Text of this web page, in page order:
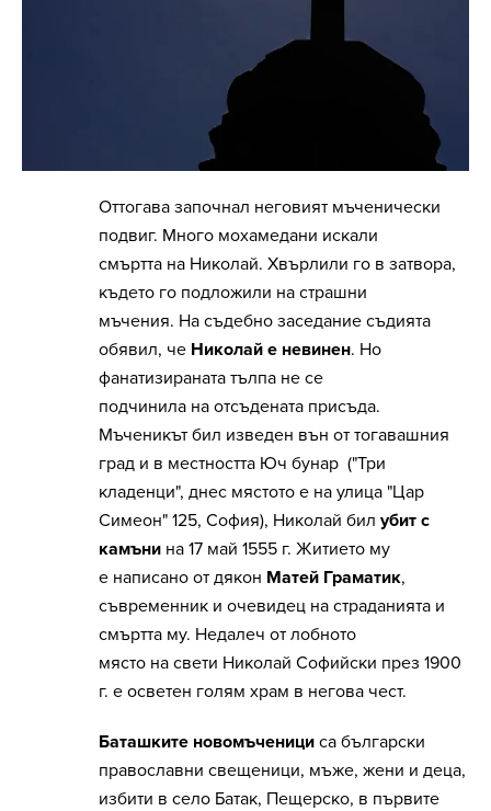
Оттогава започнал неговият мъченически
подвиг. Много мохамедани искали
смъртта на Николай. Хвърлили го в затвора,
където го подложили на страшни
мъчения. На съдебно заседание съдията
обявил, че Николай е невинен. Но
фанатизираната тълпа не се
подчинила на отсъдената присъда.
Мъченикът бил изведен вън от тогавашния
град и в местността Юч бунар ("Три
кладенци", днес мястото е на улица "Цар
Симеон" 125, София), Николай бил убит с
камъни на 17 май 1555 г. Житието му
е написано от дякон Матей Граматик,
съвременник и очевидец на страданията и
смъртта му. Недалеч от лобното
място на свети Николай Софийски през 1900
г. е осветен голям храм в негова чест.
Баташките новомъченици са български
православни свещеници, мъже, жени и деца,
избити в село Батак, Пещерско, в първите